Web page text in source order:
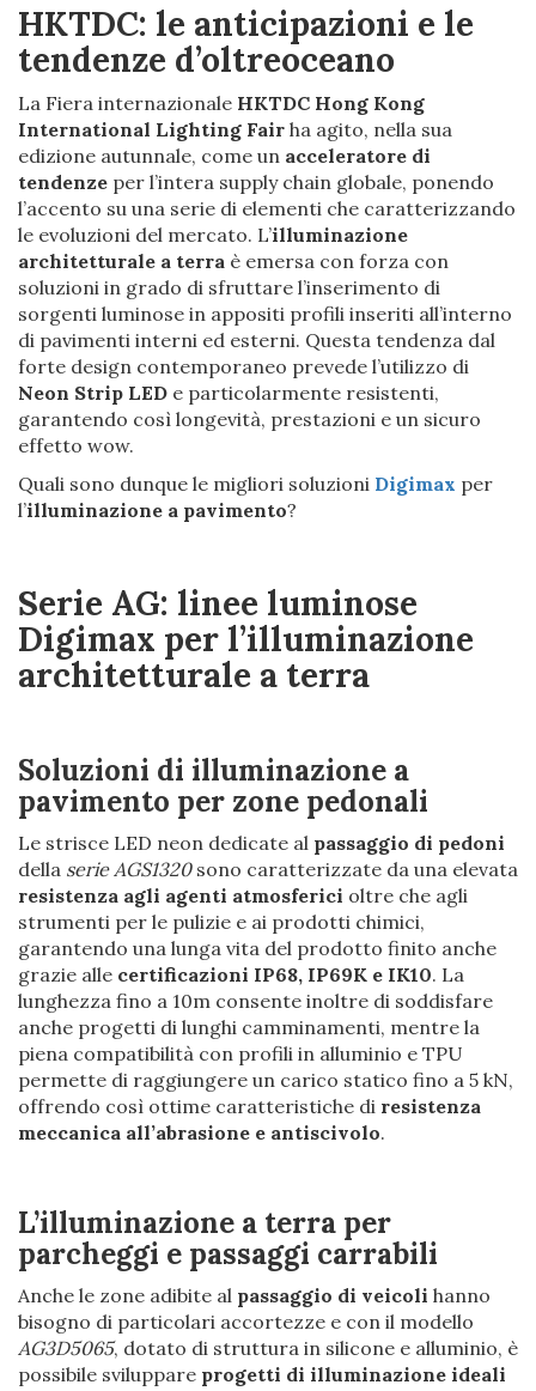
HKTDC: le anticipazioni e le
tendenze d’oltreoceano
La Fiera internazionale HKTDC Hong Kong
International Lighting Fair ha agito, nella sua
edizione autunnale, come un acceleratore di
tendenze per l’intera supply chain globale, ponendo
l’accento su una serie di elementi che caratterizzando
le evoluzioni del mercato. L’illuminazione
architetturale a terra è emersa con forza con
soluzioni in grado di sfruttare l’inserimento di
sorgenti luminose in appositi profili inseriti all’interno
di pavimenti interni ed esterni. Questa tendenza dal
forte design contemporaneo prevede l’utilizzo di
Neon Strip LED e particolarmente resistenti,
garantendo così longevità, prestazioni e un sicuro
effetto wow.
Quali sono dunque le migliori soluzioni Digimax per
l’illuminazione a pavimento?
Serie AG: linee luminose
Digimax per l’illuminazione
architetturale a terra
Soluzioni di illuminazione a
pavimento per zone pedonali
Le strisce LED neon dedicate al passaggio di pedoni
della serie AGS1320sono caratterizzate da una elevata
resistenza agli agenti atmosferici oltre che agli
strumenti per le pulizie e ai prodotti chimici,
garantendo una lunga vita del prodotto finito anche
grazie alle certificazioni IP68, IP69K e IK10. La
lunghezza fino a 10m consente inoltre di soddisfare
anche progetti di lunghi camminamenti, mentre la
piena compatibilità con profili in alluminio e TPU
permette di raggiungere un carico statico fino a 5 kN,
offrendo così ottime caratteristiche di resistenza
meccanica all’abrasione e antiscivolo.
L’illuminazione a terra per
parcheggi e passaggi carrabili
Anche le zone adibite al passaggio di veicoli hanno
bisogno di particolari accortezze e con il modello
AG3D5065, dotato di struttura in silicone e alluminio, è
possibile sviluppare progetti di illuminazione ideali